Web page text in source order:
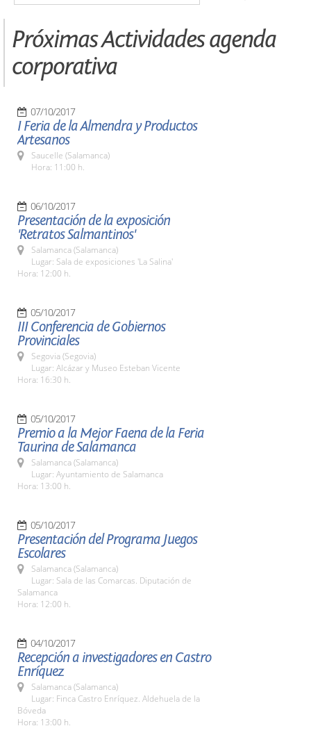
Próximas Actividades agenda
corporativa
07/10/2017
I Feria de la Almendra y Productos
Artesanos
Saucelle (Salamanca)
Hora: 11:00 h.
06/10/2017
Presentación de la exposición
'Retratos Salmantinos'
Salamanca (Salamanca)
Lugar: Sala de exposiciones 'La Salina'
Hora: 12:00 h.
05/10/2017
III Conferencia de Gobiernos
Provinciales
Segovia (Segovia)
Lugar: Alcázar y Museo Esteban Vicente
Hora: 16:30 h.
05/10/2017
Premio a la Mejor Faena de la Feria
Taurina de Salamanca
Salamanca (Salamanca)
Lugar: Ayuntamiento de Salamanca
Hora: 13:00 h.
05/10/2017
Presentación del Programa Juegos
Escolares
Salamanca (Salamanca)
Lugar: Sala de las Comarcas. Diputación de
Salamanca
Hora: 12:00 h.
04/10/2017
Recepción a investigadores en Castro
Enríquez
Salamanca (Salamanca)
Lugar: Finca Castro Enríquez. Aldehuela de la
Bóveda
Hora: 13:00 h.